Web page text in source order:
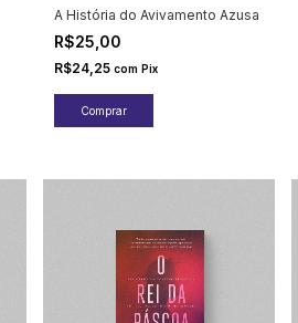
A História do Avivamento Azusa
R$25,00
R$24,25 com Pix